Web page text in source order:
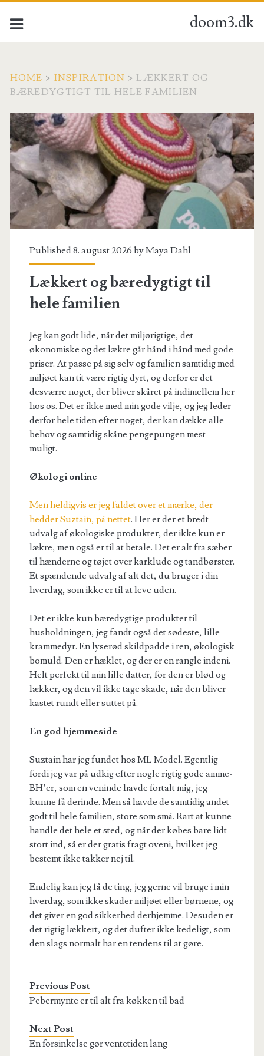
doom3.dk
HOME > INSPIRATION >LÆKKERT OG
BÆREDYGTIGT TIL HELE FAMILIEN
Published 8. august 2026 byMaya Dahl
Lækkert og bæredygtigt til
hele familien
Jeg kan godt lide, når det miljørigtige, det
økonomiske og det lækre går hånd i hånd med gode
priser. At passe på sig selv og familien samtidig med
miljøet kan tit være rigtig dyrt, og derfor er det
desværre noget, der bliver skåret på indimellem her
hos os. Det er ikke med min gode vilje, og jeg leder
derfor hele tiden efter noget, der kan dække alle
behov og samtidig skåne pengepungen mest
muligt.
Økologi online
Men heldigvis er jeg faldet over et mærke, der
hedder Suztain, på nettet. Her er der et bredt
udvalg af økologiske produkter, der ikke kun er
lækre, men også er til at betale. Det er alt fra sæber
til hænderne og tøjet over karklude og tandbørster.
Et spændende udvalg af alt det, du bruger i din
hverdag, som ikke er til at leve uden.
Det er ikke kun bæredygtige produkter til
husholdningen, jeg fandt også det sødeste, lille
krammedyr. En lyserød skildpadde i ren, økologisk
bomuld. Den er hæklet, og der er en rangle indeni.
Helt perfekt til min lille datter, for den er blød og
lækker, og den vil ikke tage skade, når den bliver
kastet rundt eller suttet på.
En god hjemmeside
Suztain har jeg fundet hos ML Model. Egentlig
fordi jeg var på udkig efter nogle rigtig gode amme-
BH’er, som en veninde havde fortalt mig, jeg
kunne få derinde. Men så havde de samtidig andet
godt til hele familien, store som små. Rart at kunne
handle det hele et sted, og når der købes bare lidt
stort ind, så er der gratis fragt oveni, hvilket jeg
bestemt ikke takker nej til.
Endelig kan jeg få de ting, jeg gerne vil bruge i min
hverdag, som ikke skader miljøet eller børnene, og
det giver en god sikkerhed derhjemme. Desuden er
det rigtig lækkert, og det dufter ikke kedeligt, som
den slags normalt har en tendens til at gøre.
Previous Post
Pebermynte er til alt fra køkken til bad
Next Post
En forsinkelse gør ventetiden lang